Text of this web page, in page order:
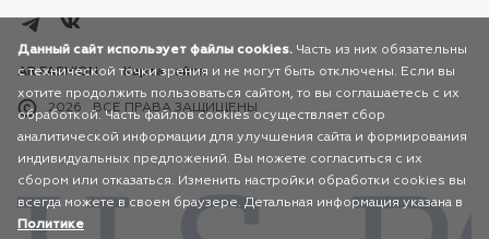
2026 ВСЕ ПРАВА ЗАЩИЩЕНЫ
AR FASHION Карта сайта
Данный сайт использует файлы cookies. Часть из них обязательны
с технической точки зрения и не могут быть отключены. Если вы
хотите продолжить пользоваться сайтом, то вы соглашаетесь с их
обработкой. Часть файлов cookies осуществляет сбор
аналитической информации для улучшения сайта и формирования
индивидуальных предложений. Вы можете согласиться с их
сбором или отказаться. Изменить настройки обработки cookies вы
всегда можете в своем браузере. Детальная информация указана в
Политике